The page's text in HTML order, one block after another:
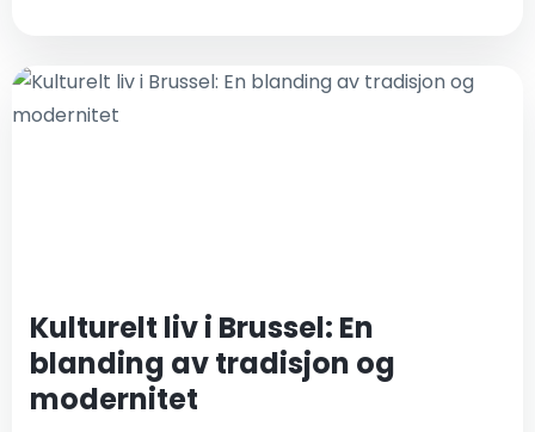
Kulturelt liv i Brussel: En
blanding av tradisjon og
modernitet